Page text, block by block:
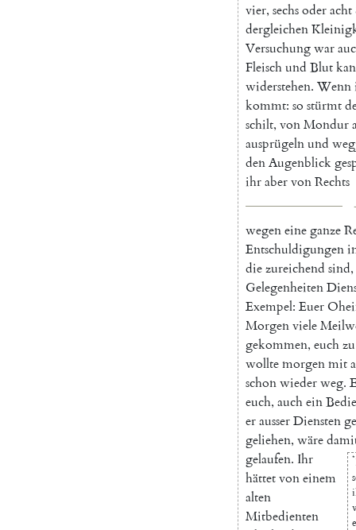
vier, sechsoderacht
dergleichen
Versuchungwar
Fleischund Blut
widerstehen. Wenn
kommt: so stürmt
schilt, vonMondur
ausprügelnund
denAugenblick
ihrabervonRechts
wegeneineganze
Entschuldigungen
diezureichend sind,
Gelegenheiten
Exempel: Euer
Morgenviele
gekommen, euchzu
wolltemorgenmit
schonwiederweg.
euch, auchein
erausserDiensten
geliehen, wäre
*
gelaufen. Ihr
hättetvoneinem
alten
Mitbedienten